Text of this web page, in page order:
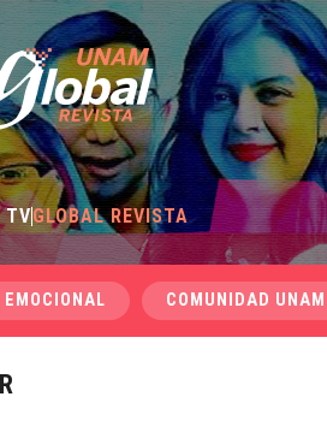
TVGLOBAL REVISTA
EMOCIONAL COMUNIDAD UNAM